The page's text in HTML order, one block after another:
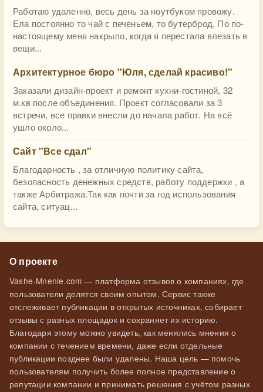
Работаю удаленно, весь день за ноутбуком провожу.
Ела постоянно то чай с печеньем, то бутерброд. По по-
настоящему меня накрыло, когда я перестала влезать в
вещи...
​Архитектурное бюро "Юля, сделай красиво!"
Заказали дизайн-проект и ремонт кухни-гостиной, 32
м.кв после объединения. Проект согласовали за 3
встречи, все правки внесли до начала работ. На всё
ушло около...
Сайт "Все сдал"
Благодарность , за отличную политику сайта,
безопасность денежных средств, работу поддержки , а
также Арбитража.Так как почти за год использования
сайта, ситуац...
О проекте
Vashe-Mnenie.com — платформа отзывов о компаниях, где
пользователи делятся своим опытом. Сервис также
отслеживает публикации в открытых источниках, собирает
отзывы с разных площадок и сохраняет их историю.
Благодаря этому можно увидеть, как менялись мнения о
компании с течением времени, даже если отдельные
публикации позднее были удалены. Наша цель — помочь
пользователям получить более полное представление о
репутации компании и принимать решения с учётом разных